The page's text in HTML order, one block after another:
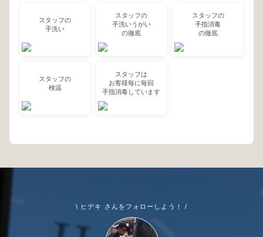
スタッフの
手洗い
スタッフの
手洗いうがい
の徹底
スタッフの
手指消毒
の徹底
スタッフの
検温
スタッフは
お客様毎に毎回
手指消毒しています
\ ヒデキ さんをフォローしよう！ /